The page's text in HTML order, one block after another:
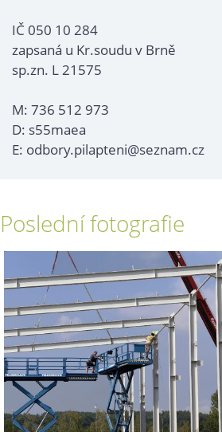
IČ 050 10 284
zapsaná u Kr.soudu v Brně
sp.zn. L 21575
M: 736 512 973
D: s55maea
E: odbory.pilapteni@seznam.cz
Poslední fotografie